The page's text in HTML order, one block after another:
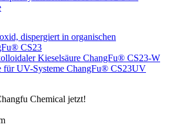
dispergiert in organischen
CS23
Kieselsäure ChangFu® CS23-W
für UV-Systeme ChangFu® CS23UV
Chemical jetzt!